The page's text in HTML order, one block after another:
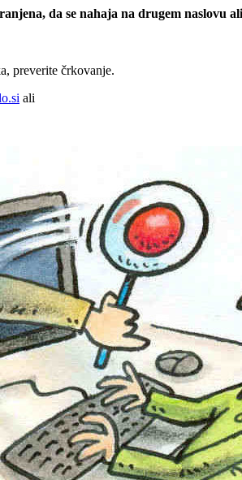
da se nahaja na drugem naslovu
preverite črkovanje.
ali